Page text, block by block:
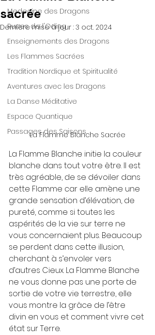
Medecine des Dragons
Runes de l'Oding
Enseignements des Dragons
Les Flammes Sacrées
Tradition Nordique et Spiritualité
Aventures avec les Dragons
La Danse Méditative
Espace Quantique
Passages des Saisons
sacrée
Dernière mise à jour : 3 oct. 2024
La Flamme Blanche Sacrée
La Flamme Blanche initie la couleur
blanche dans tout votre être. Il est
très agréable, de se dévoiler dans
cette Flamme car elle amène une
grande sensation d’élévation, de
pureté, comme si toutes les
aspérités de la vie sur terre ne
vous concernaient plus. Beaucoup
se perdent dans cette illusion,
cherchant à s’envoler vers
d’autres Cieux. La Flamme Blanche
ne vous donne pas une porte de
sortie de votre vie terrestre, elle
vous montre la grâce de l’être
divin en vous et comment vivre cet
état sur Terre.